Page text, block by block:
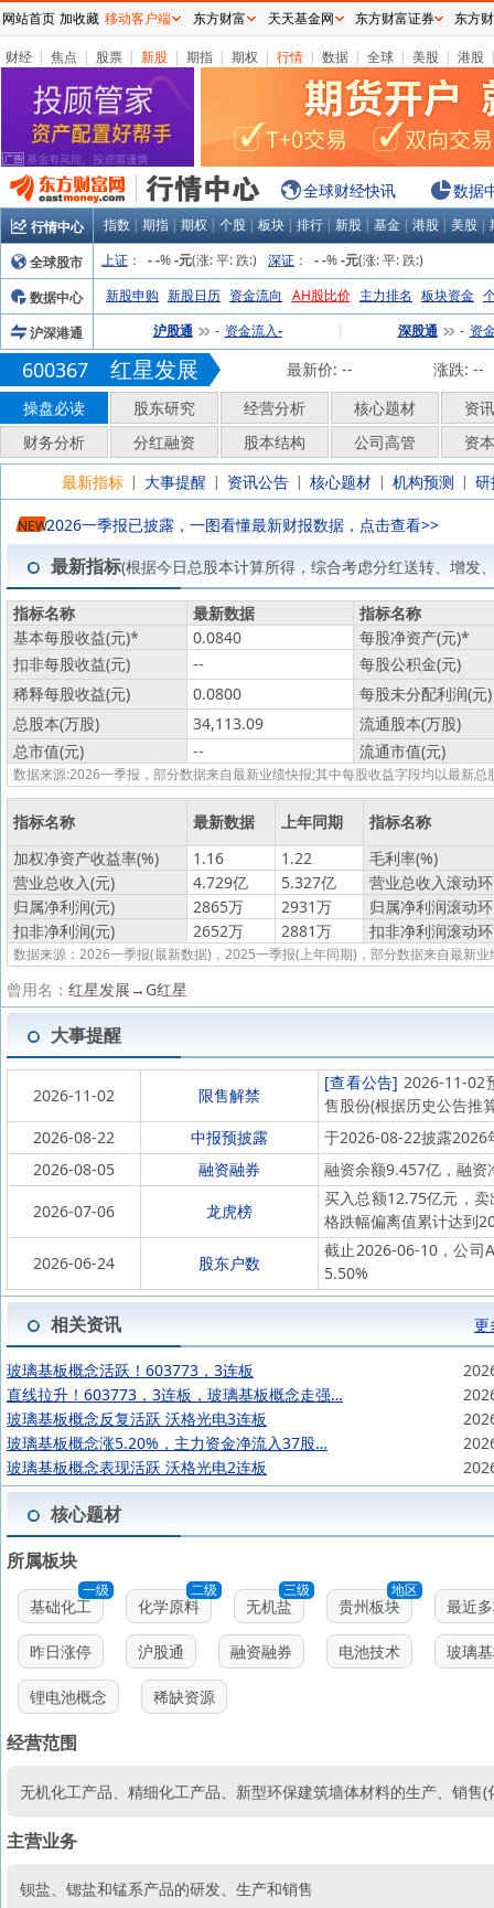
财经 | 焦点 | 股票 | 新股 | 期指 | 期权 | 行情 | 数据 | 全球 | 美股 | 港股
全球财经快讯 数据
行情中心 指数 | 期指 | 期权 | 个股 | 板块 | 排行 | 新股 | 基金 | 港股 | 美股 |
全球股市
上证 ： - -% -元(涨:平:跌:) 深证 ： - -% -元(涨:平:跌:)
数据中心
新股申购 新股日历 资金流向 AH股比价 主力排名 板块资金
沪深港通
沪股通 - 资金流入- | 深股通 - 资
600367 红星发展 最新价: -- 涨跌: --
操盘必读
股东研究 经营分析 核心题材
资
财务分析
分红融资 股本结构 公司高管
资
最新指标 | 大事提醒 | 资讯公告 | 核心题材 | 机构预测 |
NEW2026一季报已披露，一图看懂最新财报数据，点击查看>>
最新指标(根据今日总股本计算所得，综合考虑分红送转、增发
指标名称 最新数据
指标名称
基本每股收益(元)* 0.0840 每股净资产(元)*
扣非每股收益(元)
--
每股公积金(元)
稀释每股收益(元)
0.0800
每股未分配利润(元)
总股本(万股)
34,113.09
流通股本(万股)
总市值(元)
-- 流通市值(元)
数据来源:2026一季报，部分数据来自最新业绩快报;其中每股收益字段均以最新
指标名称 最新数据 上年同期
指标名称
加权净资产收益率(%)
1.16 1.22
毛利率(%)
营业总收入(元)
4.729亿 5.327亿
营业总收入滚动
归属净利润(元)
2865万 2931万
归属净利润滚动
扣非净利润(元)
2652万 2881万 扣非净利润滚动
数据来源：2026一季报(最新数据)，2025一季报(上年同期)，部分数据来自最新业
曾用名： 红星发展→G红星
大事提醒
2026-11-02 限售解禁
[查看公告] 2026-11-02
售股份(根据历史公告推
2026-08-22
中报预披露
于2026-08-22披露2026
2026-08-05
融资融券
融资余额9.457亿，融资
2026-07-06
龙虎榜
买入总额12.75亿元，
格跌幅偏离值累计达到
2026-06-24
股东户数
截止2026-06-10，公司
5.50%
相关资讯 更
玻璃基板概念活跃！603773，3连板
直线拉升！603773，3连板，玻璃基板概念走强…
玻璃基板概念反复活跃 沃格光电3连板
玻璃基板概念涨5.20%，主力资金净流入37股…
玻璃基板概念表现活跃 沃格光电2连板
核心题材
所属板块
一级
基础化工
二级
化学原料
三级
无机盐
地区
贵州板块 最近
昨日涨停 沪股通 融资融券 电池技术 玻璃
锂电池概念 稀缺资源
经营范围
无机化工产品、精细化工产品、新型环保建筑墙体材料的生产、销
主营业务
钡盐、锶盐和锰系产品的研发、生产和销售
网站首页 加收藏 移动客户端 东方财富 天天基金网 东方财富证券 东方